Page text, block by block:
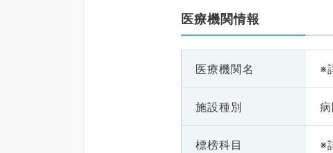
医療機関情報
医療機関名 ※
施設種別 病
標榜科目 ※